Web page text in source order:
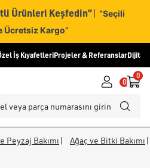
Ürünleri Keşfedin” | “Seçili
Ücretsiz Kargo”
İş KıyafetleriProjeler & ReferanslarDijital
0
0
Peyzaj Bakımı | Ağaç ve Bitki Bakımı |